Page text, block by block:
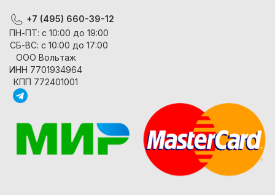
+7 (495) 660-39-12
ПН-ПТ: с 10:00 до 19:00
СБ-ВС: с 10:00 до 17:00
ООО Вольтаж
ИНН 7701934964
КПП 772401001